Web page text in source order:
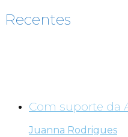
Recentes
Com suporte da
Juanna Rodrigues